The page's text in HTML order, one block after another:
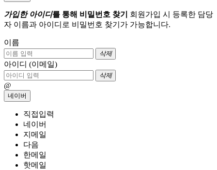
가입한 아이디를 통해 비밀번호 찾기
회원가입 시 등록한 담당
자 이름과 아이디로 비밀번호 찾기가 가능합니다.
이름
삭제
아이디 (이메일)
삭제
@
네이버
직접입력
네이버
지메일
다음
한메일
핫메일